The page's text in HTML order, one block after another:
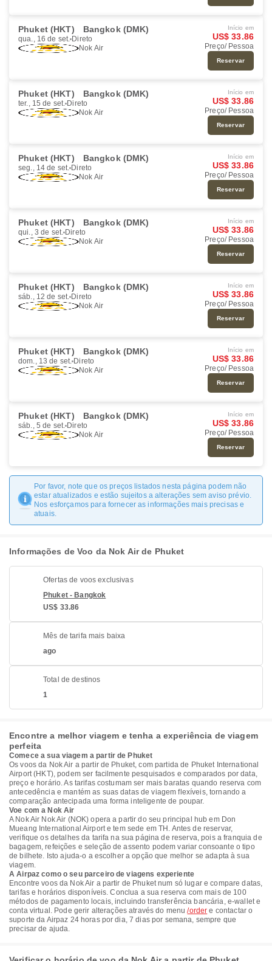
Phuket (HKT) Bangkok (DMK)
qua., 16 de set. Direto
Nok Air
Início em
US$ 33.86
Preço/ Pessoa
Reservar
Phuket (HKT) Bangkok (DMK)
ter., 15 de set. Direto
Nok Air
Início em
US$ 33.86
Preço/ Pessoa
Reservar
Phuket (HKT) Bangkok (DMK)
seg., 14 de set. Direto
Nok Air
Início em
US$ 33.86
Preço/ Pessoa
Reservar
Phuket (HKT) Bangkok (DMK)
qui., 3 de set. Direto
Nok Air
Início em
US$ 33.86
Preço/ Pessoa
Reservar
Phuket (HKT) Bangkok (DMK)
sáb., 12 de set. Direto
Nok Air
Início em
US$ 33.86
Preço/ Pessoa
Reservar
Phuket (HKT) Bangkok (DMK)
dom., 13 de set. Direto
Nok Air
Início em
US$ 33.86
Preço/ Pessoa
Reservar
Phuket (HKT) Bangkok (DMK)
sáb., 5 de set. Direto
Nok Air
Início em
US$ 33.86
Preço/ Pessoa
Reservar
Por favor, note que os preços listados nesta página podem não
estar atualizados e estão sujeitos a alterações sem aviso prévio.
Nos esforçamos para fornecer as informações mais precisas e
atuais.
Informações de Voo da Nok Air de Phuket
Ofertas de voos exclusivas
Phuket - Bangkok
US$ 33.86
Mês de tarifa mais baixa
ago
Total de destinos
1
Encontre a melhor viagem e tenha a experiência de viagem
perfeita
Comece a sua viagem a partir de Phuket
Os voos da Nok Air a partir de Phuket, com partida de Phuket International
Airport (HKT), podem ser facilmente pesquisados e comparados por data,
preço e horário. As tarifas costumam ser mais baratas quando reserva com
antecedência e mantém as suas datas de viagem flexíveis, tornando a
comparação antecipada uma forma inteligente de poupar.
Voe com a Nok Air
A Nok Air Nok Air (NOK) opera a partir do seu principal hub em Don
Mueang International Airport e tem sede em TH. Antes de reservar,
verifique os detalhes da tarifa na sua página de reserva, pois a franquia de
bagagem, refeições e seleção de assento podem variar consoante o tipo
de bilhete. Isto ajuda-o a escolher a opção que melhor se adapta à sua
viagem.
A Airpaz como o seu parceiro de viagens experiente
Encontre voos da Nok Air a partir de Phuket num só lugar e compare datas,
tarifas e horários disponíveis. Conclua a sua reserva com mais de 100
métodos de pagamento locais, incluindo transferência bancária, e-wallet e
conta virtual. Pode gerir alterações através do menu/order e contactar o
suporte da Airpaz 24 horas por dia, 7 dias por semana, sempre que
precisar de ajuda.